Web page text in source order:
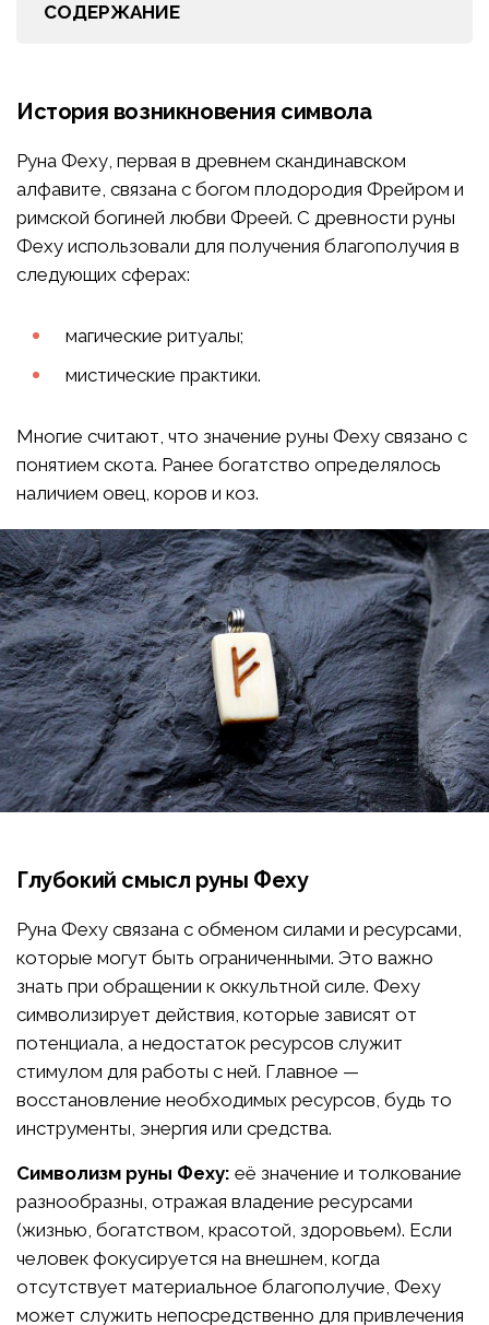
СОДЕРЖАНИЕ
История возникновения символа
Руна Феху, первая в древнем скандинавском
алфавите, связана с богом плодородия Фрейром и
римской богиней любви Фреей. С древности руны
Феху использовали для получения благополучия в
следующих сферах:
магические ритуалы;
мистические практики.
Многие считают, что значение руны Феху связано с
понятием скота. Ранее богатство определялось
наличием овец, коров и коз.
Глубокий смысл руны Феху
Руна Феху связана с обменом силами и ресурсами,
которые могут быть ограниченными. Это важно
знать при обращении к оккультной силе. Феху
символизирует действия, которые зависят от
потенциала, а недостаток ресурсов служит
стимулом для работы с ней. Главное —
восстановление необходимых ресурсов, будь то
инструменты, энергия или средства.
Символизм руны Феху: её значение и толкование
разнообразны, отражая владение ресурсами
(жизнью, богатством, красотой, здоровьем). Если
человек фокусируется на внешнем, когда
отсутствует материальное благополучие, Феху
может служить непосредственно для привлечения